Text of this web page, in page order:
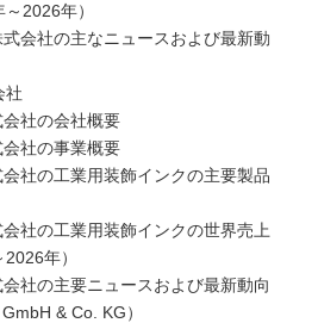
2026年）
会社の主なニュースおよび最新動
社
社の会社概要
社の事業概要
社の工業用装飾インクの主要製品
社の工業用装飾インクの世界売上
年）
社の主要ニュースおよび最新動向
& Co. KG）